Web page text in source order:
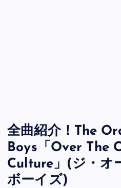
全曲紹介！The
Boys「Over The
Culture」(ジ・オ
ボーイズ)